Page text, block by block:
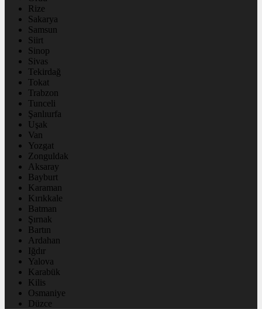
Rize
Sakarya
Samsun
Siirt
Sinop
Sivas
Tekirdağ
Tokat
Trabzon
Tunceli
Şanlıurfa
Uşak
Van
Yozgat
Zonguldak
Aksaray
Bayburt
Karaman
Kırıkkale
Batman
Şırnak
Bartın
Ardahan
Iğdır
Yalova
Karabük
Kilis
Osmaniye
Düzce